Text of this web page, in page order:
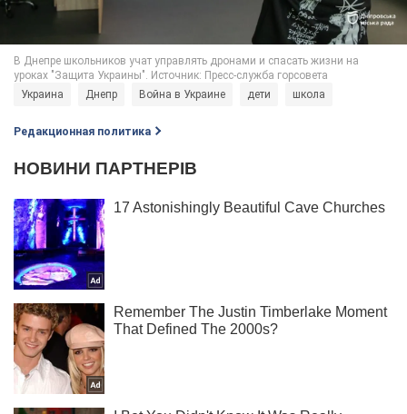
Украина Днепр Война в Украине дети школа
Редакционная политика